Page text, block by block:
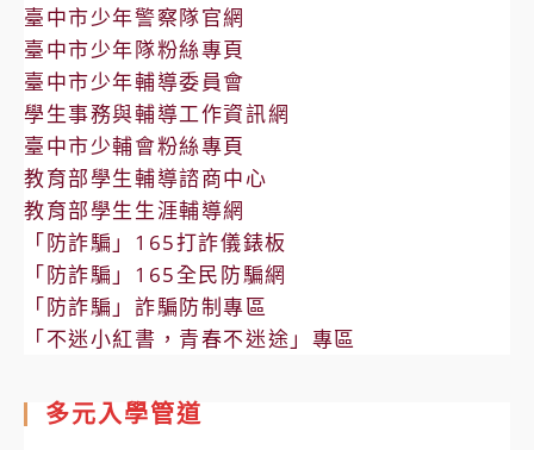
臺中市少年警察隊官網
臺中市少年隊粉絲專頁
臺中市少年輔導委員會
學生事務與輔導工作資訊網
臺中市少輔會粉絲專頁
教育部學生輔導諮商中心
教育部學生生涯輔導網
「防詐騙」165打詐儀錶板
「防詐騙」165全民防騙網
「防詐騙」詐騙防制專區
「不迷小紅書，青春不迷途」專區
多元入學管道